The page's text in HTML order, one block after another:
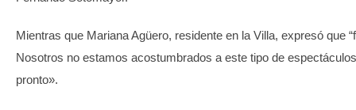
Mientras que Mariana Agüero, residente en la Villa, expresó que
Nosotros no estamos acostumbrados a este tipo de
pronto».